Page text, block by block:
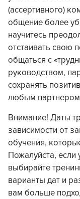
(ассертивного)
общение более
научитесь
отстаивать свою
общаться с
руководством,
сохранять
любым
Внимание! Даты
зависимости от
обучения,
Пожалуйста, если
выбирайте
варианты дат и
вам больше